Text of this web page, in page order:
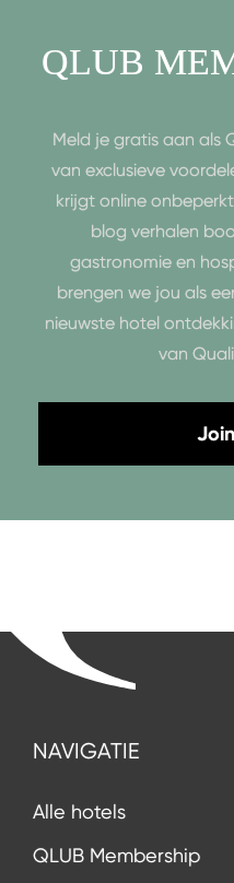
QLUB
Meld je gratis aan als
van exclusieve
krijgt online
blog verhalen
gastronomie en
brengen we jou als
nieuwste hotel
van
NAVIGATIE
Alle hotels
QLUB Membership